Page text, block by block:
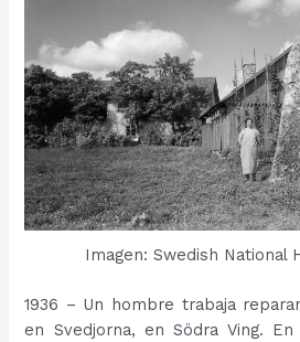
Imagen: Swedish National
1936 – Un hombre trabaja
en Svedjorna, en Södra Ving.